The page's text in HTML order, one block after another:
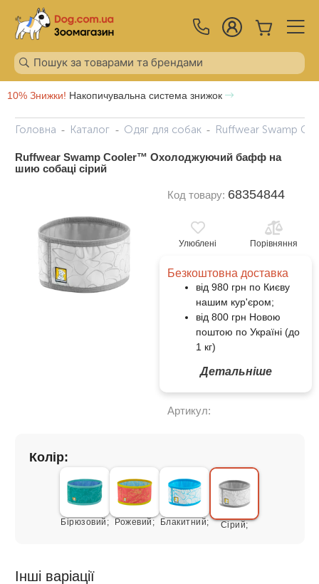
10% Знижки! Накопичувальна система знижок
Головна Каталог Одяг для собак Ruffwear Swamp
Ruffwear Swamp Cooler™ Охолоджуючий бафф на
шию собаці сірий
Код товару: 68354844
Улюблені Порівняння
Безкоштовна доставка
від 980 грн по Києву
нашим кур'єром;
від 800 грн Новою
поштою по Україні (до
1 кг)
Детальніше
Артикул:
Колір:
Бірюзовий; Рожевий; Блакитний; Сірий;
Інші варіації